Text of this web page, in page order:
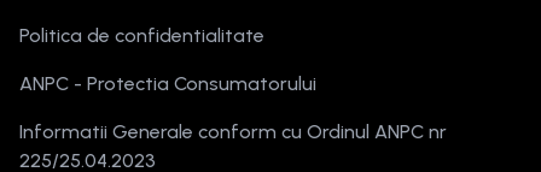
Politica de confidentialitate
ANPC - Protectia Consumatorului
Informatii Generale conform cu Ordinul ANPC nr
225/25.04.2023